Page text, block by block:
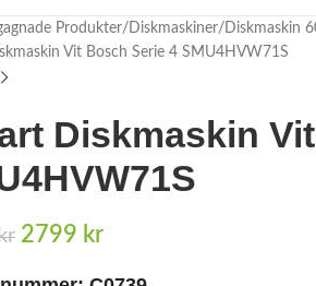
Produkter Diskmaskiner Diskmaskin
Vit Bosch Serie 4 SMU4HVW71S
Diskmaskin
2799 kr